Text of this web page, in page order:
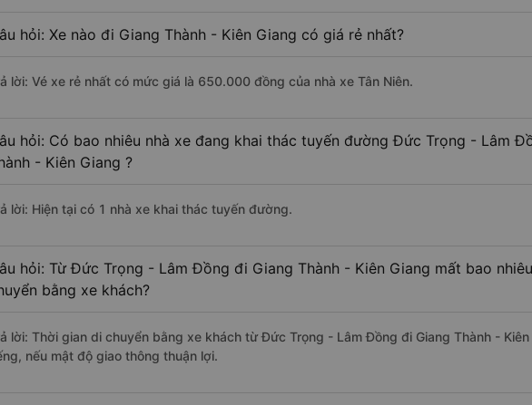
hỏi: Xe nào đi Giang Thành - Kiên Giang có giá rẻ nhất?
lời: Vé xe rẻ nhất có mức giá là 650.000 đồng của nhà xe Tân Niên.
hỏi: Có bao nhiêu nhà xe đang khai thác tuyến đường Đức Trọng - Lâm
- Kiên Giang ?
lời: Hiện tại có 1 nhà xe khai thác tuyến đường.
hỏi: Từ Đức Trọng - Lâm Đồng đi Giang Thành - Kiên Giang mất bao
bằng xe khách?
lời: Thời gian di chuyển bằng xe khách từ Đức Trọng - Lâm Đồng đi Giang Thành -
nếu mật độ giao thông thuận lợi.